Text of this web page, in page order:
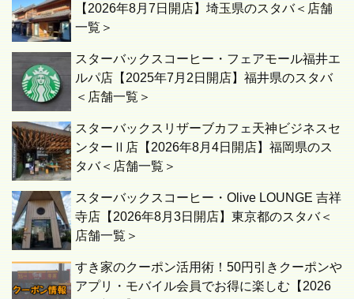
【2026年8月7日開店】埼玉県のスタバ＜店舗
一覧＞
スターバックスコーヒー・フェアモール福井エ
ルパ店【2025年7月2日開店】福井県のスタバ
＜店舗一覧＞
スターバックスリザーブカフェ天神ビジネスセ
ンターⅡ店【2026年8月4日開店】福岡県のス
タバ＜店舗一覧＞
スターバックスコーヒー・Olive LOUNGE 吉祥
寺店【2026年8月3日開店】東京都のスタバ＜
店舗一覧＞
すき家のクーポン活用術！50円引きクーポンや
アプリ・モバイル会員でお得に楽しむ【2026